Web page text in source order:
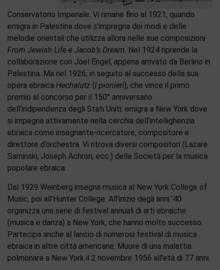
Conservatorio Imperiale. Vi rimane fino al 1921, quando
emigra in Palestina dove s’impregna dei modi e delle
melodie orientali che utilizza allora nelle sue composizioni
From Jewish Life e Jacob’s Dream. Nel 1924 riprende la
collaborazione con Joel Engel, appena arrivato da Berlino in
Palestina. Ma nel 1926, in seguito al successo della sua
opera ebraica Hechalutz (I pionieri), che vince il primo
premio al concorso per il 150° anniversario
dell’indipendenza degli Stati Uniti, emigra a New York dove
si impegna attivamente nella cerchia dell’intellighenzia
ebraica come insegnante-ricercatore, compositore e
direttore d’orchestra. Vi ritrova diversi compositori (Lazare
Saminski, Joseph Achron, ecc.) della Società per la musica
popolare ebraica.
Dal 1929 Weinberg insegna musica al New York College of
Music, poi all’Hunter College. All’inizio degli anni ’40
organizza una serie di festival annuali di arti ebraiche
(musica e danza) a New York, che hanno molto successo.
Partecipa anche al lancio di numerosi festival di musica
ebraica in altre città americane. Muore di una malattia
polmonare a New York il 2 novembre 1956 all’età di 77 anni.